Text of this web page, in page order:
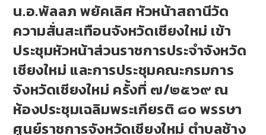
น.อ.พัลลภ พยัคเลิศ หัวหน้าสถานีวัด
ความสั่นสะเทือนจังหวัดเชียงใหม่ เข้า
ประชุมหัวหน้าส่วนราชการประจำจังหวัด
เชียงใหม่ และการประชุมคณะกรมการ
จังหวัดเชียงใหม่ ครั้งที่ ๗/๒๕๖๙ ณ
ห้องประชุมเฉลิมพระเกียรติ ๘๐ พรรษา
ศูนย์ราชการจังหวัดเชียงใหม่ ตำบลช้าง